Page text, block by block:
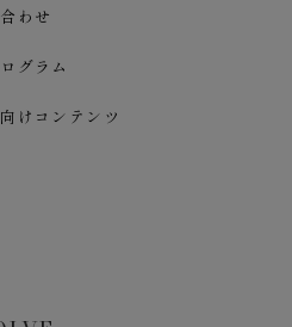
わせ
グラム
けコンテンツ